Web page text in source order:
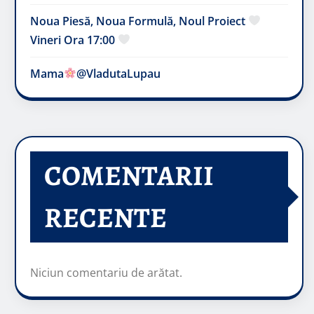
Noua Piesă, Noua Formulă, Noul Proiect
Vineri Ora 17:00
Mama @VladutaLupau
COMENTARII
RECENTE
Niciun comentariu de arătat.